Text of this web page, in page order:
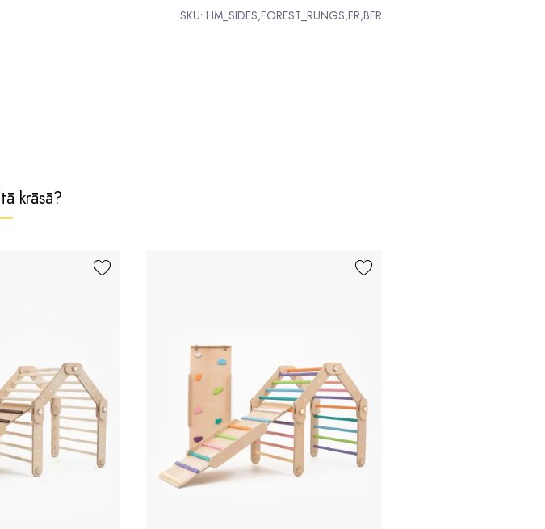
SKU: HM_SIDES,FOREST_RUNGS,FR,BFR
krāsā?